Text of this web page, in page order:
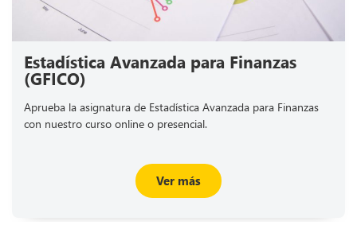
Estadística Avanzada para Finanzas
(GFICO)
Aprueba la asignatura de Estadística Avanzada para Finanzas
con nuestro curso online o presencial.
Ver más